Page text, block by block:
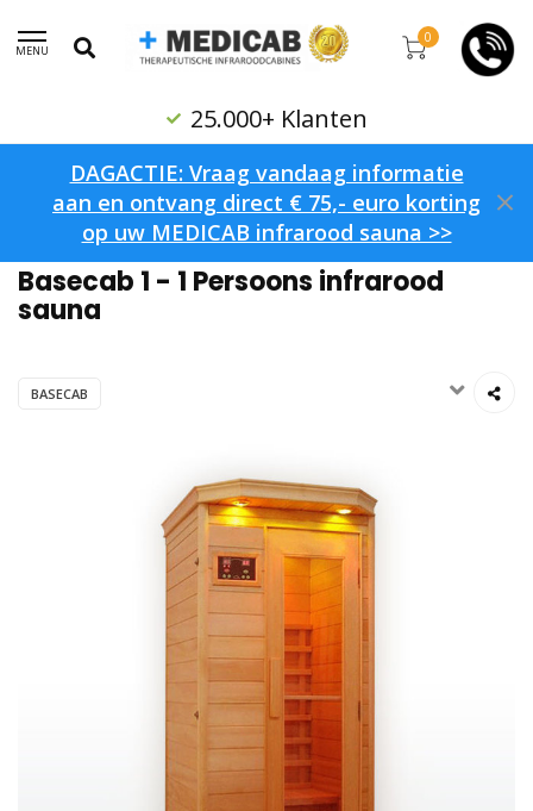
MENU
0
25.000+ Klanten
DAGACTIE: Vraag vandaag informatie
aan en ontvang direct € 75,- euro korting
op uw MEDICAB infrarood sauna >>
Home / Basecab 1 - 1 Persoons infrarood sauna
Basecab 1 - 1 Persoons infrarood
sauna
BASECAB